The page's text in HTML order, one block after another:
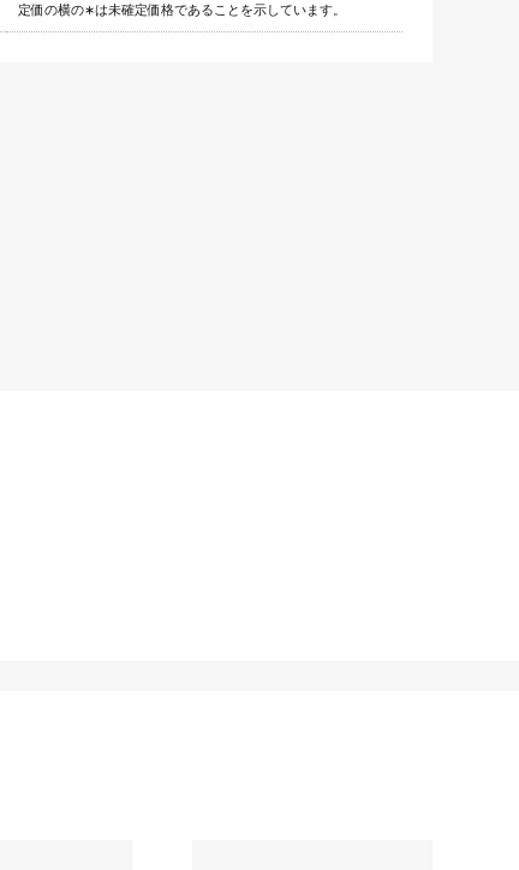
定価の横の∗は未確定価格であることを示しています。